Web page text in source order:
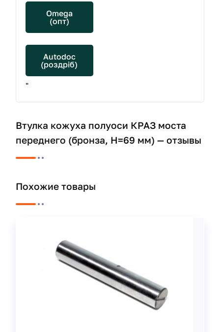
Omega
(опт)
Autodoc
(роздріб)
"
Втулка кожуха полуоси КРАЗ моста
переднего (бронза, Н=69 мм) — отзывы
Похожие товары